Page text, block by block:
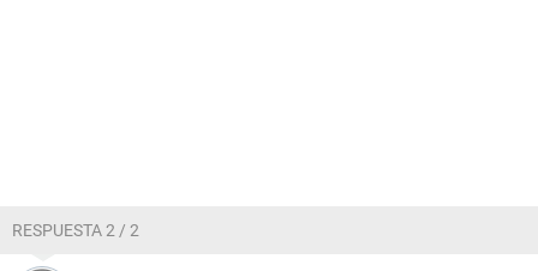
RESPUESTA 2 / 2